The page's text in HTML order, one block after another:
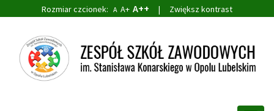
głównej
treści
wyszukiwarki
Rozmiar czcionek: A A+ A++ | Zwiększ kontrast